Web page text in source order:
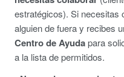
estratégicos). Si necesitas
alguien de fuera y recibes
Centro de Ayudapara
a la lista de permitidos.